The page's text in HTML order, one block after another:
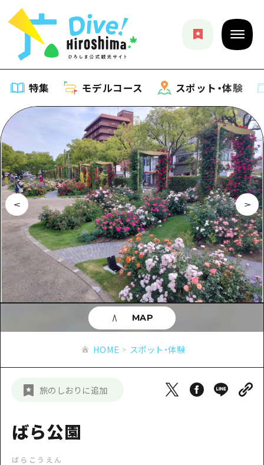
特集 モデルコース スポット・体験
特集
特集一覧
おすすめ
アート
イベント・祭り
グルメ・酒
サイクリング
ショッピング
スポーツ
ナイトライフ
定番
モデルコース
モデルコース一覧
Dive! Hiroshima 公式ガイド
広島もしもトラベル
あたらしい非日常
広島市周辺
安芸
備北
芸北
スポット・体験
スポット・体験一覧
広島市周辺
安芸
備後
備北
芸北
山口県東部
愛媛県
イベント
旬情報
お役立ち情報
お役立ち情報一覧
アクセス
お得な周遊チケット
新着情報
事業者・学校関係者の皆さま
HOME スポット・体験
旅のしおりに追加
ばら公園
ばらこうえん
MAP